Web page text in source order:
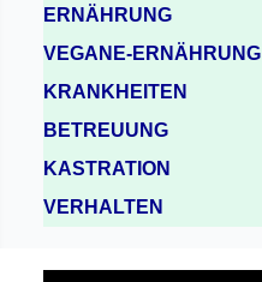
ERNÄHRUNG
VEGANE-ERNÄHRUNG
KRANKHEITEN
BETREUUNG
KASTRATION
VERHALTEN